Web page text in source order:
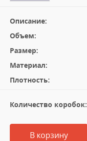
Описание:
Объем:
Размер:
Материал:
Плотность:
Количество коробок:
В корзину